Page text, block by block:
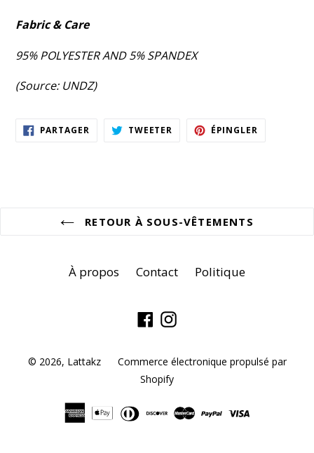
Fabric & Care
95% POLYESTER AND 5% SPANDEX
(Source: UNDZ)
PARTAGER PARTAGER
SUR
TWEETER TWEETERÉPINGLER
RETOUR À SOUS-VÊTEMENTS
À propos Contact Politique
Facebook
Instagram
© 2026, Lattakz
Commerce électronique propulsé par
Shopify